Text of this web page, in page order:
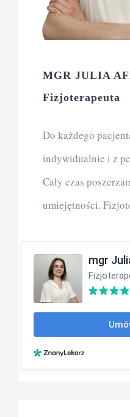
MGR JULIA
Fizjoterapeuta
Do każdego
indywidualnie i z
Cały czas
umiejętności.